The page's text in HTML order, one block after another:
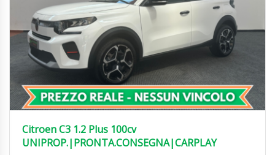
Citroen C3 1.2 Plus 100cv
UNIPROP.|PRONTA.CONSEGNA|CARPLAY